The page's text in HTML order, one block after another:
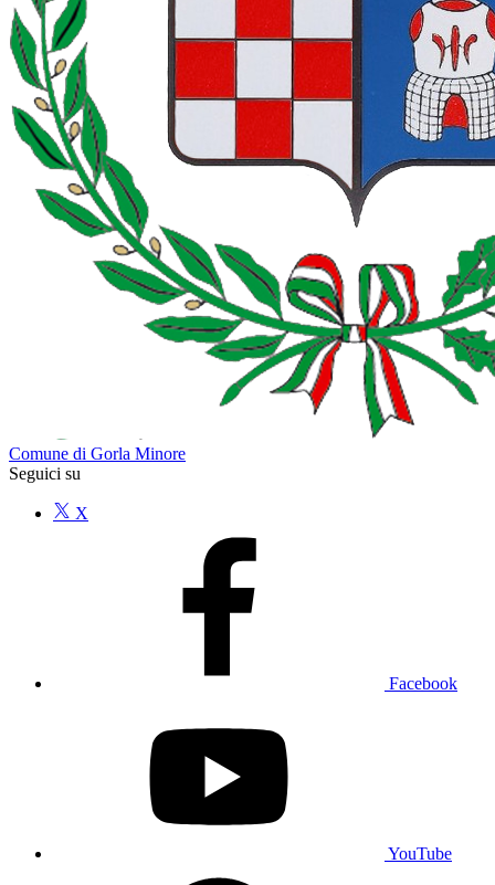
Comune di Gorla Minore
Seguici su
X
Facebook
YouTube